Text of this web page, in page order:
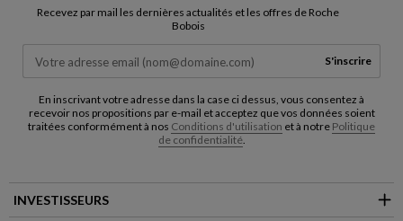
Recevez par mail les dernières actualités et les offres de Roche
Bobois
S'inscrire
En inscrivant votre adresse dans la case ci dessus, vous consentez à
recevoir nos propositions par e-mail et acceptez que vos données soient
traitées conformément à nos Conditions d'utilisation et à notre Politique
de confidentialité.
INVESTISSEURS